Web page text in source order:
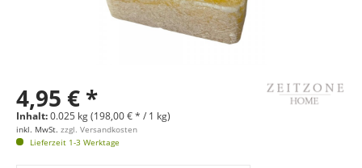
4,95 € *
Inhalt:0.025 kg (198,00 € * / 1 kg)
inkl. MwSt. zzgl. Versandkosten
Lieferzeit 1-3 Werktage